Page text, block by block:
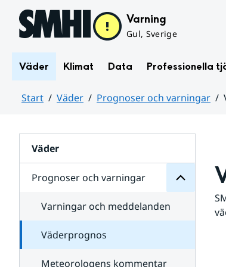
Hoppa till sidans innehåll Varning
Gul, Sverige
Väder Klimat Data Professionella
Start Väder Prognoser och varningar
Väder
Prognoser och varningar
för
varningar
Varningar och meddelanden
Väderprognos
Meteorologens kommentar